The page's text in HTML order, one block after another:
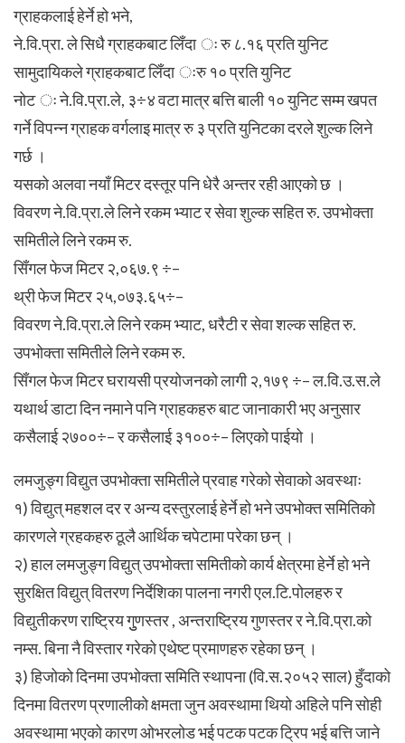
ग्राहकलाई हेर्ने हो भने,
ने.वि.प्रा. ले सिधै ग्राहकबाट लिँदा ः रु ८.१६ प्रति युनिट
सामुदायिकले ग्राहकबाट लिँदा ःरु १० प्रति युनिट
नोट ः ने.वि.प्रा.ले, ३÷४ वटा मात्र बत्ति बाली १० युनिट सम्म खपत
गर्ने विपन्न ग्राहक वर्गलाइ मात्र रु ३ प्रति युनिटका दरले शुल्क लिने
गर्छ ।
यसको अलवा नयाँ मिटर दस्तूर पनि धेरै अन्तर रही आएको छ ।
विवरण ने.वि.प्रा.ले लिने रकम भ्याट र सेवा शुल्क सहित रु. उपभोक्ता
समितीले लिने रकम रु.
सिँगल फेज मिटर २,०६७.९ ÷–
थ्री फेज मिटर २५,०७३.६५÷–
विवरण ने.वि.प्रा.ले लिने रकम भ्याट, धरैटी र सेवा शल्क सहित रु.
उपभोक्ता समितीले लिने रकम रु.
सिँगल फेज मिटर घरायसी प्रयोजनको लागी २,१७९ ÷– ल.वि.उ.स.ले
यथार्थ डाटा दिन नमाने पनि ग्राहकहरु बाट जानाकारी भए अनुसार
कसैलाई २७००÷– र कसैलाई ३१००÷– लिएको पाईयो ।
लमजुङ्ग विद्युत उपभोक्ता समितीले प्रवाह गरेको सेवाको अवस्थाः
१) विद्युत् महशल दर र अन्य दस्तुरलाई हेर्ने हो भने उपभोक्त समितिको
कारणले ग्रहकहरु ठूलै आर्थिक चपेटामा परेका छन् ।
२) हाल लमजुङ्ग विद्युत् उपभोक्ता समितीको कार्य क्षेत्रमा हेर्ने हो भने
सुरक्षित विद्युत् वितरण निर्देशिका पालना नगरी एल.टि.पोलहरु र
विद्युतीकरण राष्ट्रिय गुुणस्तर , अन्तराष्ट्रिय गुणस्तर र ने.वि.प्रा.को
नम्स. बिना नै विस्तार गरेको एथेष्ट प्रमाणहरु रहेका छन् ।
३) हिजोको दिनमा उपभोक्ता समिति स्थापना (वि.स.२०५२ साल) हुँदाको
दिनमा वितरण प्रणालीको क्षमता जुन अवस्थामा थियो अहिले पनि सोही
अवस्थामा भएको कारण ओभरलोड भई पटक पटक ट्रिप भई बत्ति जाने